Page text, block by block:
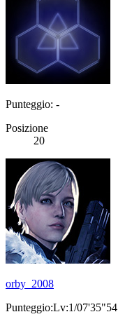
Punteggio: -
Posizione
20
orby_2008
Punteggio:Lv:1/07'35"54